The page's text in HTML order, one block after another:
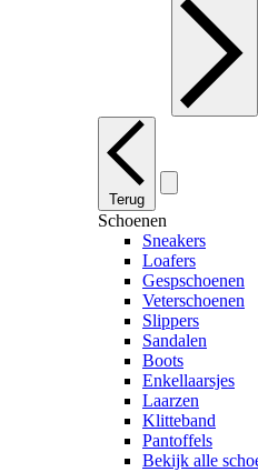
Terug
Schoenen
Sneakers
Loafers
Gespschoenen
Veterschoenen
Slippers
Sandalen
Boots
Enkellaarsjes
Laarzen
Klitteband
Pantoffels
Bekijk alle